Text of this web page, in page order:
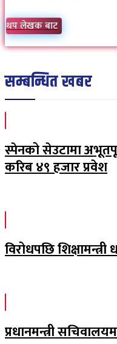
थप लेखक बाट
सम्बन्धित खबर
स्पेनको सेउटामा
करिब ४९ हजार प्रवेश
विरोधपछि शिक्षामन्त्री
प्रधानमन्त्री